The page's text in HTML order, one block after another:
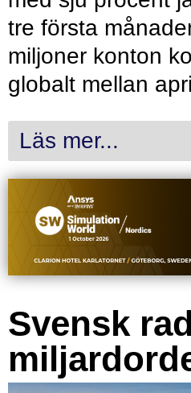
tre första
miljoner konton
globalt mellan
Läs mer...
Svensk